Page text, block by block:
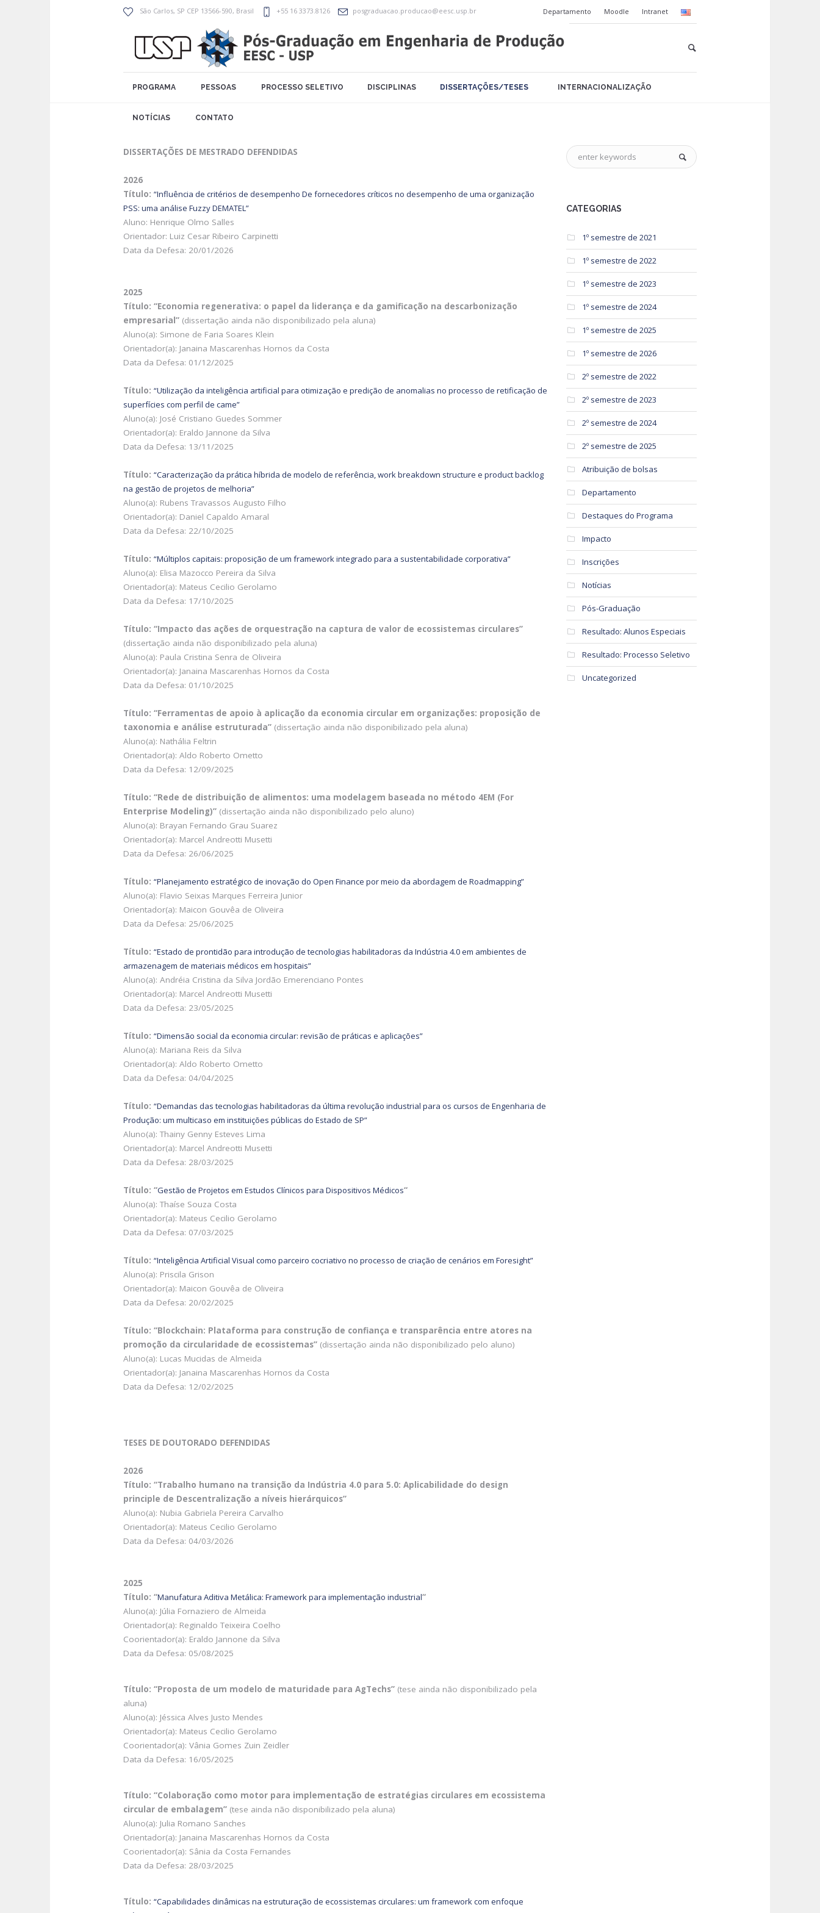
Departamento Moodle Intranet
São Carlos, SP CEP 13566-590, Brasil +55 16 3373.8126 posgraduacao.producao@eesc.usp.br
PROGRAMA PESSOAS PROCESSO SELETIVO DISCIPLINAS DISSERTAÇÕES/TESES INTERNACIONALIZAÇÃO
NOTÍCIAS CONTATO
DISSERTAÇÕES DE MESTRADO DEFENDIDAS
2026
Título: “Influência de critérios de desempenho De fornecedores críticos no desempenho de uma organização
PSS: uma análise Fuzzy DEMATEL”
Aluno: Henrique Olmo Salles
Orientador: Luiz Cesar Ribeiro Carpinetti
Data da Defesa: 20/01/2026
2025
Título: “Economia regenerativa: o papel da liderança e da gamificação na descarbonização
empresarial” (dissertação ainda não disponibilizado pela aluna)
Aluno(a): Simone de Faria Soares Klein
Orientador(a): Janaina Mascarenhas Hornos da Costa
Data da Defesa: 01/12/2025
Título: “Utilização da inteligência artificial para otimização e predição de anomalias no processo de retificação de
superfícies com perfil de came”
Aluno(a): José Cristiano Guedes Sommer
Orientador(a): Eraldo Jannone da Silva
Data da Defesa: 13/11/2025
Título: “Caracterização da prática híbrida de modelo de referência, work breakdown structure e product backlog
na gestão de projetos de melhoria”
Aluno(a): Rubens Travassos Augusto Filho
Orientador(a): Daniel Capaldo Amaral
Data da Defesa: 22/10/2025
Título: “Múltiplos capitais: proposição de um framework integrado para a sustentabilidade corporativa”
Aluno(a): Elisa Mazocco Pereira da Silva
Orientador(a): Mateus Cecilio Gerolamo
Data da Defesa: 17/10/2025
Título: “Impacto das ações de orquestração na captura de valor de ecossistemas circulares”
(dissertação ainda não disponibilizado pela aluna)
Aluno(a): Paula Cristina Senra de Oliveira
Orientador(a): Janaina Mascarenhas Hornos da Costa
Data da Defesa: 01/10/2025
Título: “Ferramentas de apoio à aplicação da economia circular em organizações: proposição de
taxonomia e análise estruturada” (dissertação ainda não disponibilizado pela aluna)
Aluno(a): Nathália Feltrin
Orientador(a): Aldo Roberto Ometto
Data da Defesa: 12/09/2025
Título: “Rede de distribuição de alimentos: uma modelagem baseada no método 4EM (For
Enterprise Modeling)” (dissertação ainda não disponibilizado pelo aluno)
Aluno(a): Brayan Fernando Grau Suarez
Orientador(a): Marcel Andreotti Musetti
Data da Defesa: 26/06/2025
Título: “Planejamento estratégico de inovação do Open Finance por meio da abordagem de Roadmapping”
Aluno(a): Flavio Seixas Marques Ferreira Junior
Orientador(a): Maicon Gouvêa de Oliveira
Data da Defesa: 25/06/2025
Título: “Estado de prontidão para introdução de tecnologias habilitadoras da Indústria 4.0 em ambientes de
armazenagem de materiais médicos em hospitais”
Aluno(a): Andréia Cristina da Silva Jordão Emerenciano Pontes
Orientador(a): Marcel Andreotti Musetti
Data da Defesa: 23/05/2025
Título: “Dimensão social da economia circular: revisão de práticas e aplicações”
Aluno(a): Mariana Reis da Silva
Orientador(a): Aldo Roberto Ometto
Data da Defesa: 04/04/2025
Título: “Demandas das tecnologias habilitadoras da última revolução industrial para os cursos de Engenharia de
Produção: um multicaso em instituições públicas do Estado de SP”
Aluno(a): Thainy Genny Esteves Lima
Orientador(a): Marcel Andreotti Musetti
Data da Defesa: 28/03/2025
Título: “Gestão de Projetos em Estudos Clínicos para Dispositivos Médicos“
Aluno(a): Thaíse Souza Costa
Orientador(a): Mateus Cecilio Gerolamo
Data da Defesa: 07/03/2025
Título: “Inteligência Artificial Visual como parceiro cocriativo no processo de criação de cenários em Foresight”
Aluno(a): Priscila Grison
Orientador(a): Maicon Gouvêa de Oliveira
Data da Defesa: 20/02/2025
Título: “Blockchain: Plataforma para construção de confiança e transparência entre atores na
promoção da circularidade de ecossistemas” (dissertação ainda não disponibilizado pelo aluno)
Aluno(a): Lucas Mucidas de Almeida
Orientador(a): Janaina Mascarenhas Hornos da Costa
Data da Defesa: 12/02/2025
TESES DE DOUTORADO DEFENDIDAS
2026
Título: “Trabalho humano na transição da Indústria 4.0 para 5.0: Aplicabilidade do design
principle de Descentralização a níveis hierárquicos”
Aluno(a): Nubia Gabriela Pereira Carvalho
Orientador(a): Mateus Cecilio Gerolamo
Data da Defesa: 04/03/2026
2025
Título: “Manufatura Aditiva Metálica: Framework para implementação industrial“
Aluno(a): Júlia Fornaziero de Almeida
Orientador(a): Reginaldo Teixeira Coelho
Coorientador(a): Eraldo Jannone da Silva
Data da Defesa: 05/08/2025
Título: “Proposta de um modelo de maturidade para AgTechs” (tese ainda não disponibilizado pela
aluna)
Aluno(a): Jéssica Alves Justo Mendes
Orientador(a): Mateus Cecilio Gerolamo
Coorientador(a): Vânia Gomes Zuin Zeidler
Data da Defesa: 16/05/2025
Título: “Colaboração como motor para implementação de estratégias circulares em ecossistema
circular de embalagem” (tese ainda não disponibilizado pela aluna)
Aluno(a): Julia Romano Sanches
Orientador(a): Janaina Mascarenhas Hornos da Costa
Coorientador(a): Sânia da Costa Fernandes
Data da Defesa: 28/03/2025
Título: “Capabilidades dinâmicas na estruturação de ecossistemas circulares: um framework com enfoque
CATEGORIAS
1º semestre de 2021
1º semestre de 2022
1º semestre de 2023
1º semestre de 2024
1º semestre de 2025
1º semestre de 2026
2º semestre de 2022
2º semestre de 2023
2º semestre de 2024
2º semestre de 2025
Atribuição de bolsas
Departamento
Destaques do Programa
Impacto
Inscrições
Notícias
Pós-Graduação
Resultado: Alunos Especiais
Resultado: Processo Seletivo
Uncategorized